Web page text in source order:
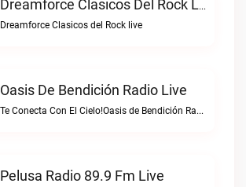
Dreamforce Clasicos Del Rock Live
Dreamforce Clasicos del Rock live
Oasis De Bendición Radio Live
Te Conecta Con El Cielo!Oasis de Bendición Radio live
Pelusa Radio 89.9 Fm Live